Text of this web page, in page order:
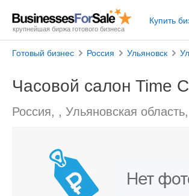
крупнейшая биржа готового бизнеса
Купить
Готовый бизнес Россия Ульяновск
Часовой салон Time
Россия, , Ульяновская